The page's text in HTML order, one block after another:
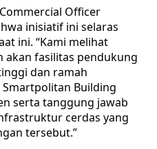
Officer
inisiatif ini selaras
ini. “Kami melihat
akan fasilitas pendukung
dan ramah
Building
serta tanggung jawab
cerdas yang
tersebut.”